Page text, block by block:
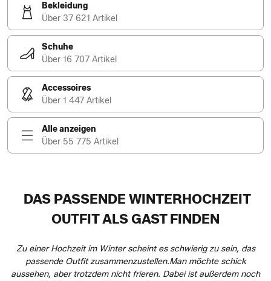
Bekleidung
Über 37 621 Artikel
Schuhe
Über 16 707 Artikel
Accessoires
Über 1 447 Artikel
Alle anzeigen
Über 55 775 Artikel
DAS PASSENDE WINTERHOCHZEIT
OUTFIT ALS GAST FINDEN
Zu einer Hochzeit im Winter scheint es schwierig zu sein, das
passende Outfit zusammenzustellen.Man möchte schick
aussehen, aber trotzdem nicht frieren. Dabei ist außerdem noch